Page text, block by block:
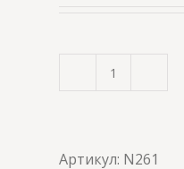
крышка-
Артикул: N261